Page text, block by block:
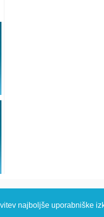
najboljše uporabniške
HEADQUARTERS: T: +386 (0)7